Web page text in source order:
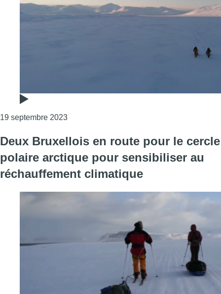
19 septembre 2023Consulter l'article "80 Degrés Nord : deux
Deux Bruxellois en route pour le cercle
polaire arctique pour sensibiliser au
réchauffement climatique